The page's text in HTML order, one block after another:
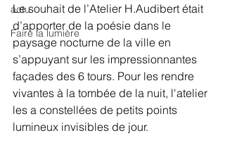
actu
Faire la lumière
Le souhait de l’Atelier H.Audibert était
d’apporter de la poésie dans le
paysage nocturne de la ville en
s’appuyant sur les impressionnantes
façades des 6 tours. Pour les rendre
vivantes à la tombée de la nuit, l'atelier
les a constellées de petits points
lumineux invisibles de jour.